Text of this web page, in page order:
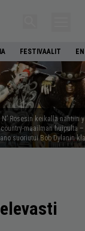
FESTIVAALIT
N’ Rosesin keikalla nähtiin
maailman huipulta
suoriutui Bob Dylanin